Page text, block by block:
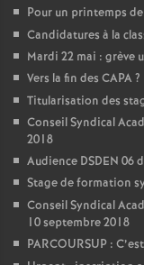
Pour un printemps
Candidatures à la
Mardi 22 mai :
Vers la fin des CAPA
Titularisation des
Conseil Syndical
2018
Audience DSDEN 06
Stage de formation
Conseil Syndical
10 septembre 2018
PARCOURSUP :